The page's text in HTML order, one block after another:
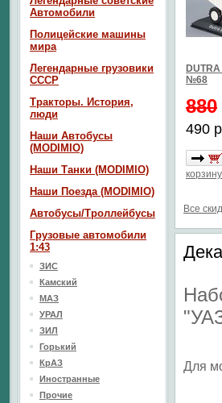
№68
880
490
корзину
Все
"
Для
Автомобили
Полицейские машины
мира
Легендарные грузовики
СССР
Тракторы. История,
люди
Наши Автобусы
(MODIMIO)
Наши Танки (MODIMIO)
Наши Поезда (MODIMIO)
Автобусы/Троллейбусы
Грузовые автомобили
1:43
ЗИС
Камский
МАЗ
УРАЛ
ЗИЛ
Горький
КрАЗ
Иностранные
Прочие